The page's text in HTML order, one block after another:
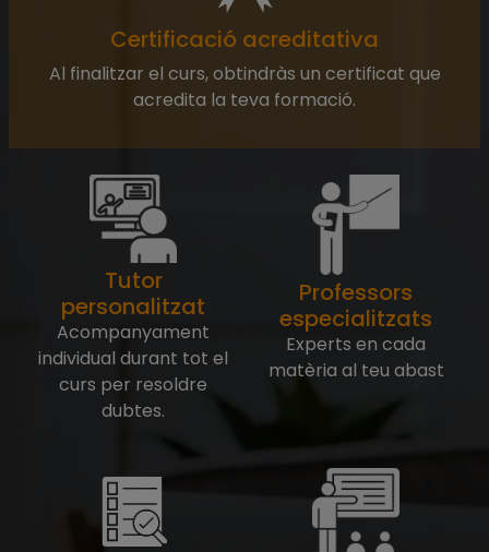
Certificació acreditativa
Al finalitzar el curs, obtindràs un certificat que
acredita la teva formació.
Tutor
personalitzat
Acompanyament
individual durant tot el
curs per resoldre
dubtes.
Professors
especialitzats
Experts en cada
matèria al teu abast